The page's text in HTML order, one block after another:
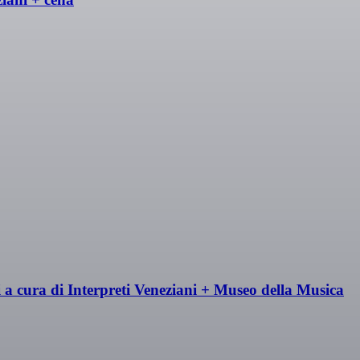
cura di Interpreti Veneziani + Museo della Musica